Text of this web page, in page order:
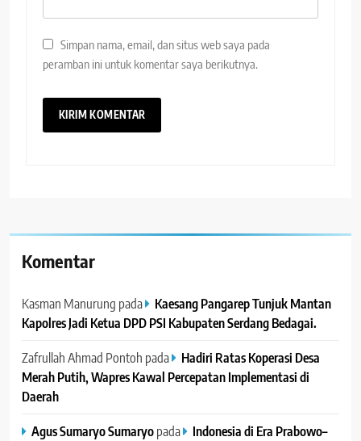
Simpan nama, email, dan situs web saya pada
peramban ini untuk komentar saya berikutnya.
Komentar
Kasman Manurung pada
Kaesang Pangarep Tunjuk Mantan
Kapolres Jadi Ketua DPD PSI Kabupaten Serdang Bedagai. ‎ ‎
Zafrullah Ahmad Pontoh pada
Hadiri Ratas Koperasi Desa
Merah Putih, Wapres Kawal Percepatan Implementasi di
Daerah
Agus Sumaryo Sumaryopada
Indonesia di Era Prabowo–